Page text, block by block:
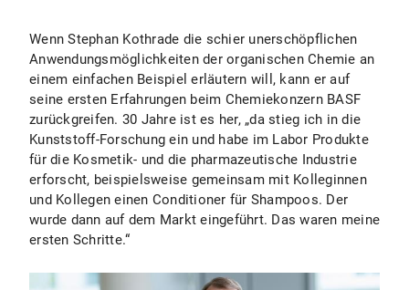
Wenn Stephan Kothrade die schier unerschöpflichen
Anwendungsmöglichkeiten der organischen Chemie an
einem einfachen Beispiel erläutern will, kann er auf
seine ersten Erfahrungen beim Chemiekonzern BASF
zurückgreifen. 30 Jahre ist es her, „da stieg ich in die
Kunststoff-Forschung ein und habe im Labor Produkte
für die Kosmetik- und die pharmazeutische Industrie
erforscht, beispielsweise gemeinsam mit Kolleginnen
und Kollegen einen Conditioner für Shampoos. Der
wurde dann auf dem Markt eingeführt. Das waren meine
ersten Schritte.“